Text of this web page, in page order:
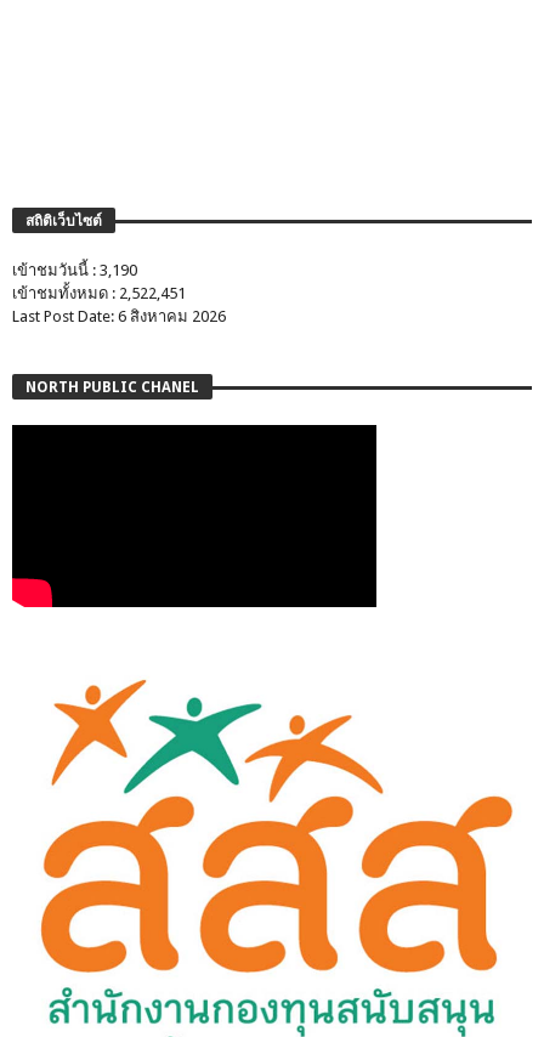
สถิติเว็บไซต์
เข้าชมวันนี้ : 3,190
เข้าชมทั้งหมด : 2,522,451
Last Post Date: 6 สิงหาคม 2026
NORTH PUBLIC CHANEL